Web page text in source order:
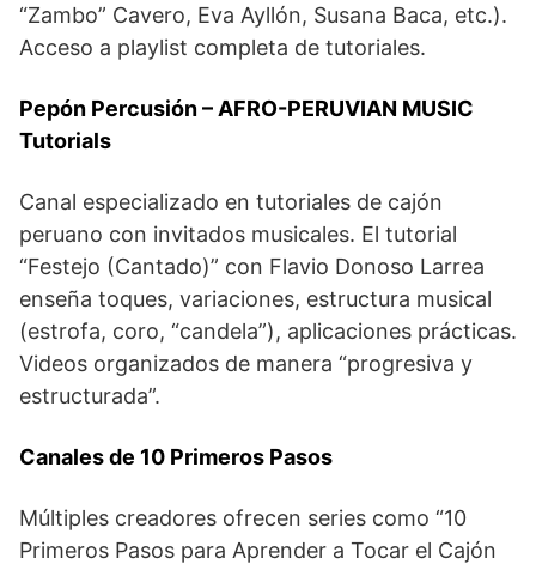
“Zambo” Cavero, Eva Ayllón, Susana Baca, etc.).
Acceso a playlist completa de tutoriales.
Pepón Percusión – AFRO-PERUVIAN MUSIC
Tutorials
Canal especializado en tutoriales de cajón
peruano con invitados musicales. El tutorial
“Festejo (Cantado)” con Flavio Donoso Larrea
enseña toques, variaciones, estructura musical
(estrofa, coro, “candela”), aplicaciones prácticas.
Videos organizados de manera “progresiva y
estructurada”.
Canales de 10 Primeros Pasos
Múltiples creadores ofrecen series como “10
Primeros Pasos para Aprender a Tocar el Cajón